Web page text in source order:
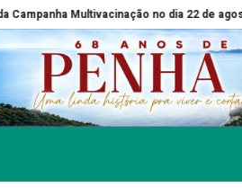
no dia 22 de agosto João Matos